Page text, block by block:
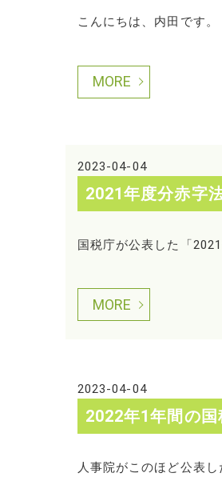
こんにちは、内田です
MORE
2023-04-04
2021年度分赤字
国税庁が公表した「
MORE
2023-04-04
2022年1年間の
人事院がこのほど公表